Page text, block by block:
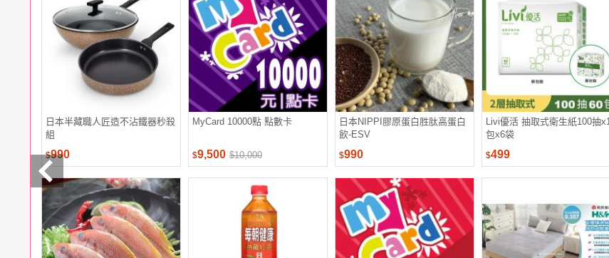
週邊 電玩
耳機
保養
彩妝 美髮 香氛
日本半藏職人匠造不沾鐵器秒殺
組
$990
MyCard 10000點 點數卡
$9,500 $10,000
日本NIPPI膠原蛋白胜肽高蛋白
飲-ESV
$990
Livi優活 抽取式衛生紙100抽
包x6袋
$499